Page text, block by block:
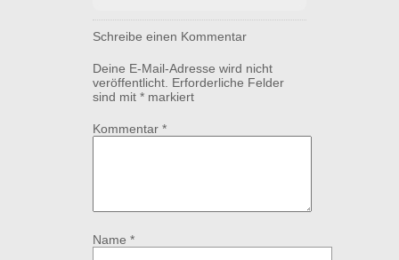
Schreibe einen Kommentar
Deine E-Mail-Adresse wird nicht
veröffentlicht. Erforderliche Felder
sind mit * markiert
Kommentar *
Name *